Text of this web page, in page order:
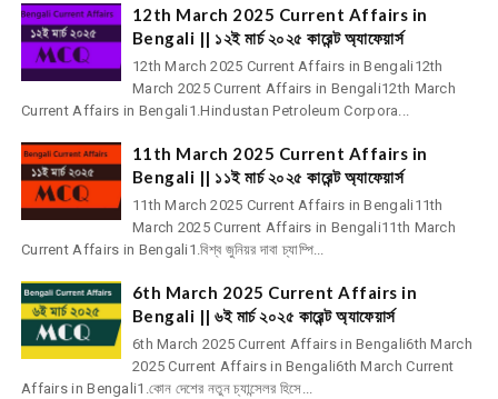
12th March 2025 Current Affairs in
Bengali || ১২ই মার্চ ২০২৫ কারেন্ট অ্যাফেয়ার্স
12th March 2025 Current Affairs in Bengali12th
March 2025 Current Affairs in Bengali12th March
Current Affairs in Bengali1.Hindustan Petroleum Corpora...
11th March 2025 Current Affairs in
Bengali || ১১ই মার্চ ২০২৫ কারেন্ট অ্যাফেয়ার্স
11th March 2025 Current Affairs in Bengali11th
March 2025 Current Affairs in Bengali11th March
Current Affairs in Bengali1.বিশ্ব জুনিয়র দাবা চ্যাম্পি...
6th March 2025 Current Affairs in
Bengali || ৬ই মার্চ ২০২৫ কারেন্ট অ্যাফেয়ার্স
6th March 2025 Current Affairs in Bengali6th March
2025 Current Affairs in Bengali6th March Current
Affairs in Bengali1.কোন দেশের নতুন চ্যান্সেলর হিসে...